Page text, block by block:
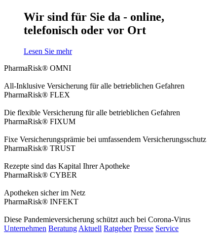
Wir sind für Sie da - online,
telefonisch oder vor Ort
Lesen Sie mehr
PharmaRisk® OMNI
All-Inklusive Versicherung für alle betrieblichen Gefahren
PharmaRisk® FLEX
Die flexible Versicherung für alle betrieblichen Gefahren
PharmaRisk® FIXUM
Fixe Versicherungsprämie bei umfassendem Versicherungsschutz
PharmaRisk® TRUST
Rezepte sind das Kapital Ihrer Apotheke
PharmaRisk® CYBER
Apotheken sicher im Netz
PharmaRisk® INFEKT
Diese Pandemieversicherung schützt auch bei Corona-Virus
Unternehmen Beratung Aktuell Ratgeber Presse Service